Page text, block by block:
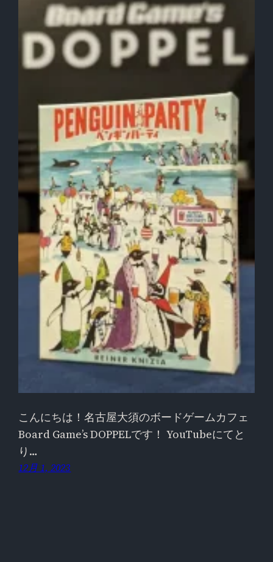
こんにちは！名古屋大須のボードゲームカフェ
Board Game’s DOPPELです！ YouTubeにてと
り…
12月 1, 2023